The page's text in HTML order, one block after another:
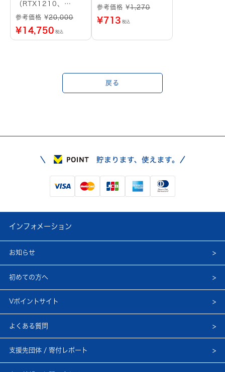
（RTX1210、
RTX1220用）
参考価格 ¥20,000
¥14,750 税込
参考価格 ¥1,270
¥713 税込
戻る
インフォメーション
お知らせ
初めての方へ
Vポイントサイト
よくある質問
支援先団体 / 寄付レポート